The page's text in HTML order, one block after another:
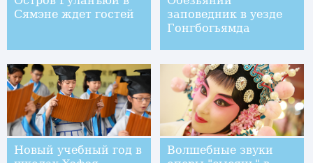
Сямэне ждет гостей
заповедник в уезде
Гонгбогьямда
Новый учебный год в
Волшебные звуки